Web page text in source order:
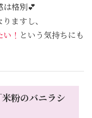
は格別💕
ますし、
！ という気持ちにも
粉のバニラシ